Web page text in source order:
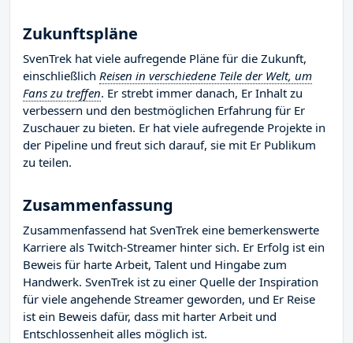
Zukunftspläne
SvenTrek hat viele aufregende Pläne für die Zukunft,
einschließlich Reisen in verschiedene Teile der Welt, um
Fans zu treffen. Er strebt immer danach, Er Inhalt zu
verbessern und den bestmöglichen Erfahrung für Er
Zuschauer zu bieten. Er hat viele aufregende Projekte in
der Pipeline und freut sich darauf, sie mit Er Publikum
zu teilen.
Zusammenfassung
Zusammenfassend hat SvenTrek eine bemerkenswerte
Karriere als Twitch-Streamer hinter sich. Er Erfolg ist ein
Beweis für harte Arbeit, Talent und Hingabe zum
Handwerk. SvenTrek ist zu einer Quelle der Inspiration
für viele angehende Streamer geworden, und Er Reise
ist ein Beweis dafür, dass mit harter Arbeit und
Entschlossenheit alles möglich ist.